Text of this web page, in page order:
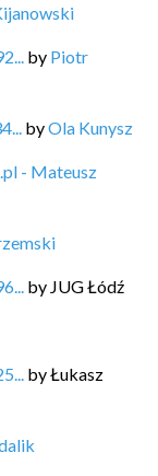
by Piotr
byOla Kunysz
- Mateusz
by JUG Łódź
byŁukasz